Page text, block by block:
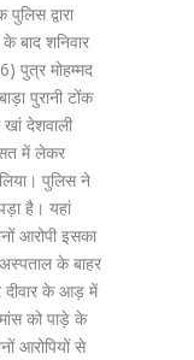
द्वारा
बाद शनिवार
पुत्र मोहम्मद
पुरानी टोंक
देशवाली
में लेकर
पुलिस ने
है। यहां
आरोपी इसका
के बाहर
दीवार के आड़ में
को पाड़े के
आरोपियों से